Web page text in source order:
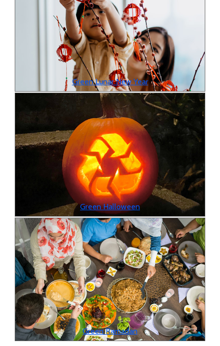
Green Lunar New Year
Green Halloween
Green Ramadan